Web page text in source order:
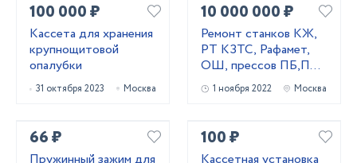
100 000 ₽
Кассета для хранения
крупнощитовой
опалубки
31 октября 2023 Москва
10 000 000 ₽
Ремонт станков КЖ,
РТ КЗТС, Рафамет,
ОШ, прессов ПБ,ПА,
ПО, домкратов
1 ноября 2022 Москва
66 ₽ 100 ₽